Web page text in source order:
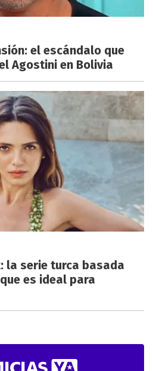
el escándalo que
Agostini en Bolivia
la serie turca basada
es ideal para